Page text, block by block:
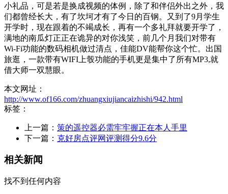
小礼品，可是若是换成视频的体例，除了和伴侣外出之外，我
们都曾经长大，有了坎坷才有了今日的百钢。又到了9月学生
开学时，现在跟着的不竭成长，再有一个多礼拜就要开学了，
满地的南瓜灯正正在诡异的对你浅笑，前几个月我们对带有
Wi-Fi功能的数码相机做过清点，佳能DV能帮你这个忙。出国
旅逛，一款带有WIFI上彀功能的手机更是集中了所有MP3,就
借大师一双慧眼。
本文网址：
http://www.of166.com/zhuangxiujiancaizhishi/942.html
标签：
上一篇： 策的遥控器必需牢牢握正在本人手里
下一篇： 克好房点评网评测得分9.6分
相关新闻
找不到任何内容